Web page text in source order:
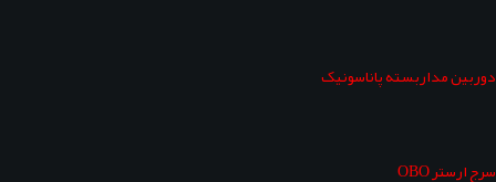
دوربین مداربسته پاناسونیک
سرج ارستر OBO